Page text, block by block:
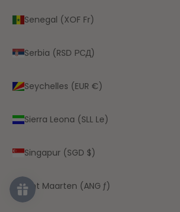
Senegal (XOF Fr)
Serbia (RSD РСД)
Seychelles (EUR €)
Sierra Leona (SLL Le)
Singapur (SGD $)
Sint Maarten (ANG ƒ)